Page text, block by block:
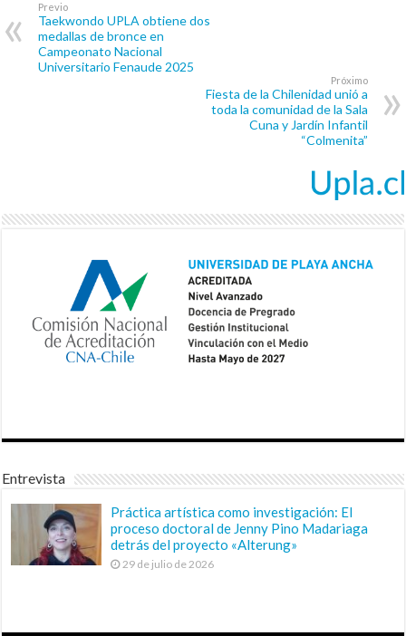
Previo
Taekwondo UPLA obtiene dos
medallas de bronce en
Campeonato Nacional
Universitario Fenaude 2025
Próximo
Fiesta de la Chilenidad unió a
toda la comunidad de la Sala
Cuna y Jardín Infantil
“Colmenita”
Entrevista
Práctica artística como investigación: El
proceso doctoral de Jenny Pino Madariaga
detrás del proyecto «Alterung»
29 de julio de 2026